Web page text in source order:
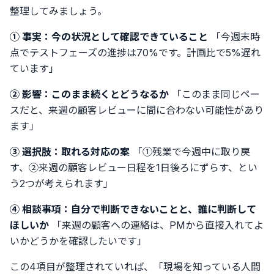
整理してみましょう。
① 事実：今の状況として確認できていること 「今週末時
点でテストフェーズの進捗は70%です。計画比で5%遅れ
ています」
② 影響：このまま続くとどうなるか 「このまま同じペー
スだと、来週の顧客レビューに間に合わない可能性があり
ます」
③ 選択肢：取れる対応の案 「①残業で今週中に取り戻
す、②来週の顧客レビュー日程を1日後ろにずらす、とい
う2つが考えられます」
④ 相談事項：自分で判断できないことと、誰に判断して
ほしいか 「来週の顧客への連絡は、PMから直接入れてよ
いかどうかを確認したいです」
この4項目が整理されていれば、「現場を知っている人間